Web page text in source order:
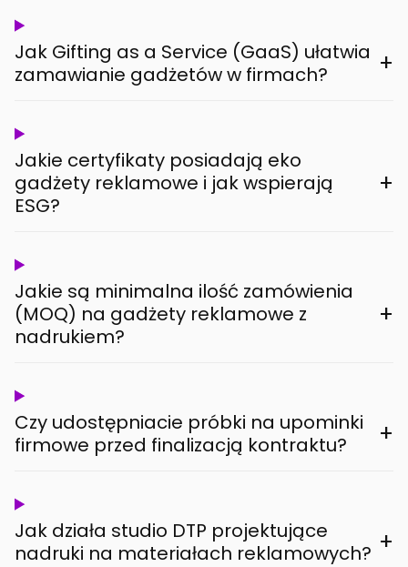
Jak Gifting as a Service (GaaS) ułatwia
zamawianie gadżetów w firmach?
+
Jakie certyfikaty posiadają eko
gadżety reklamowe i jak wspierają
ESG?
+
Jakie są minimalna ilość zamówienia
(MOQ) na gadżety reklamowe z
nadrukiem?
+
Czy udostępniacie próbki na upominki
firmowe przed finalizacją kontraktu?
+
Jak działa studio DTP projektujące
nadruki na materiałach reklamowych? +